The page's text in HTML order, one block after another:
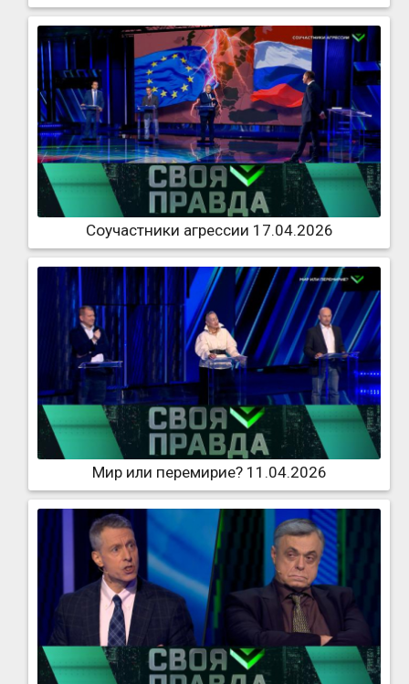
Соучастники агрессии 17.04.2026
Мир или перемирие? 11.04.2026